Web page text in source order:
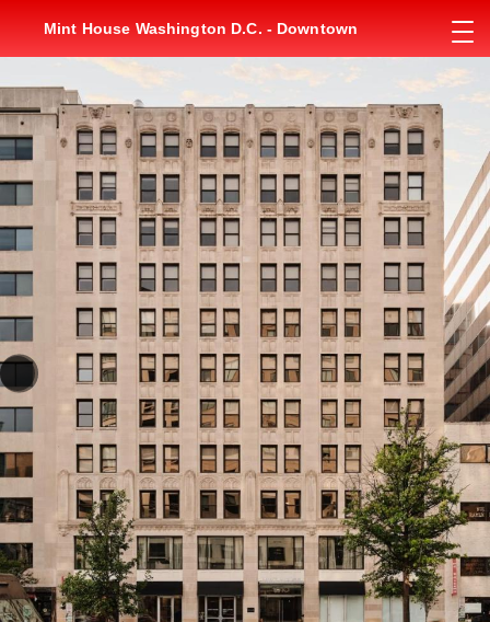
Mint House Washington D.C. - Downtown